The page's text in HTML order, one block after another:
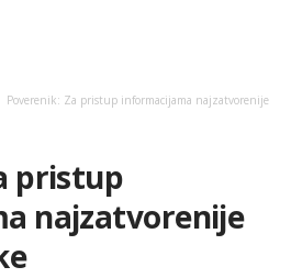
Poverenik: Za pristup informacijama najzatvorenije
pristup
najzatvorenije